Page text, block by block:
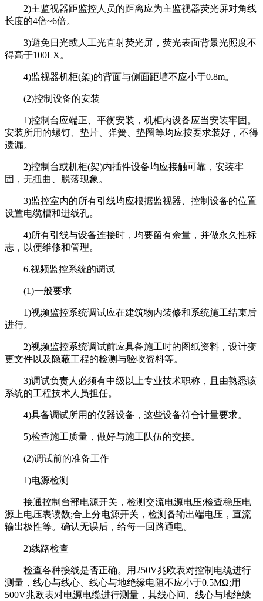
2)主监视器距监控人员的距离应为主监视器荧光屏对角线
长度的4倍~6倍。
3)避免日光或人工光直射荧光屏，荧光表面背景光照度不
得高于100LX。
4)监视器机柜(架)的背面与侧面距墙不应小于0.8m。
(2)控制设备的安装
1)控制台应端正、平衡安装，机柜内设备应当安装牢固。
安装所用的螺钉、垫片、弹簧、垫圈等均应按要求装好，不得
遗漏。
2)控制台或机柜(架)内插件设备均应接触可靠，安装牢
固，无扭曲、脱落现象。
3)监控室内的所有引线均应根据监视器、控制设备的位置
设置电缆槽和进线孔。
4)所有引线与设备连接时，均要留有余量，并做永久性标
志，以便维修和管理。
6.视频监控系统的调试
(1)一般要求
1)视频监控系统调试应在建筑物内装修和系统施工结束后
进行。
2)视频监控系统调试前应具备施工时的图纸资料，设计变
更文件以及隐蔽工程的检测与验收资料等。
3)调试负责人必须有中级以上专业技术职称，且由熟悉该
系统的工程技术人员担任。
4)具备调试所用的仪器设备，这些设备符合计量要求。
5)检查施工质量，做好与施工队伍的交接。
(2)调试前的准备工作
1)电源检测
接通控制台部电源开关，检测交流电源电压;检查稳压电
源上电压表读数;合上分电源开关，检测备输出端电压，直流
输出极性等。确认无误后，给每一回路通电。
2)线路检查
检查各种接线是否正确。用250V兆欧表对控制电缆进行
测量，线心与线心、线心与地绝缘电阻不应小于0.5MΩ;用
500V兆欧表对电源电缆进行测量，其线心间、线心与地绝缘